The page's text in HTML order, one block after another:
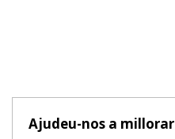
Ajudeu-nos a millorar